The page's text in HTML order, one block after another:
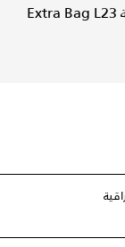
لخريف 25\26... تألقي بحقيبة Extra Bag L23